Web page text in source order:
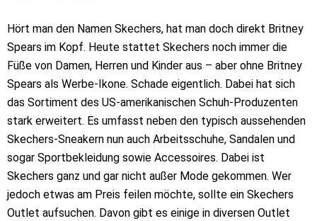
Hört man den Namen Skechers, hat man doch direkt Britney
Spears im Kopf. Heute stattet Skechers noch immer die
Füße von Damen, Herren und Kinder aus – aber ohne Britney
Spears als Werbe-Ikone. Schade eigentlich. Dabei hat sich
das Sortiment des US-amerikanischen Schuh-Produzenten
stark erweitert. Es umfasst neben den typisch aussehenden
Skechers-Sneakern nun auch Arbeitsschuhe, Sandalen und
sogar Sportbekleidung sowie Accessoires. Dabei ist
Skechers ganz und gar nicht außer Mode gekommen. Wer
jedoch etwas am Preis feilen möchte, sollte ein Skechers
Outlet aufsuchen. Davon gibt es einige in diversen Outlet